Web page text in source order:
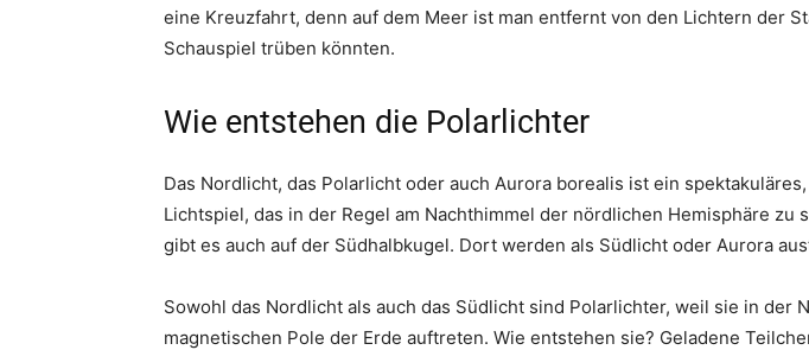
eine Kreuzfahrt, denn auf dem Meer ist man entfernt von den Lichtern der
Schauspiel trüben könnten.
Wie entstehen die Polarlichter
Das Nordlicht, das Polarlicht oder auch Aurora borealis ist ein
Lichtspiel, das in der Regel am Nachthimmel der nördlichen Hemisphäre zu
gibt es auch auf der Südhalbkugel. Dort werden als Südlicht oder Aurora
Sowohl das Nordlicht als auch das Südlicht sind Polarlichter, weil sie in der
magnetischen Pole der Erde auftreten. Wie entstehen sie? Geladene